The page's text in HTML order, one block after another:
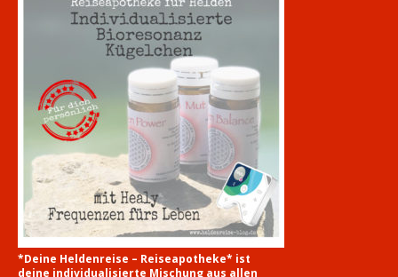
*Deine Heldenreise – Reiseapotheke* ist
deine individualisierte Mischung aus allen